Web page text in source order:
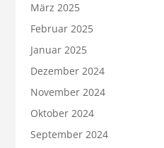
März 2025
Februar 2025
Januar 2025
Dezember 2024
November 2024
Oktober 2024
September 2024